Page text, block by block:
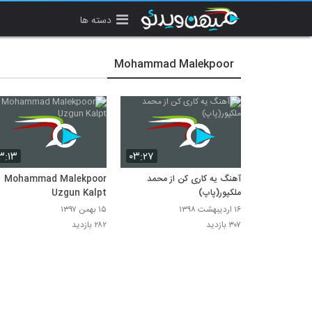
دسته ها
Mohammad Malekpoor
۰۳:۲۷
آهنگ یه کاری کن از محمد
ملکپور(پاپ)
۱۶ اردیبهشت ۱۳۹۸
۳۰۷ بازدید
Mohammad Malekpoor
Uzgun Kalpt
۱۵ بهمن ۱۳۹۷
۲۸۲ بازدید